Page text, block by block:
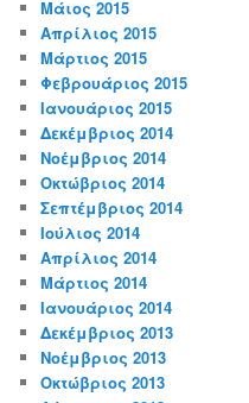
Μάιος 2015
Απρίλιος 2015
Μάρτιος 2015
Φεβρουάριος 2015
Ιανουάριος 2015
Δεκέμβριος 2014
Νοέμβριος 2014
Οκτώβριος 2014
Σεπτέμβριος 2014
Ιούλιος 2014
Απρίλιος 2014
Μάρτιος 2014
Ιανουάριος 2014
Δεκέμβριος 2013
Νοέμβριος 2013
Οκτώβριος 2013